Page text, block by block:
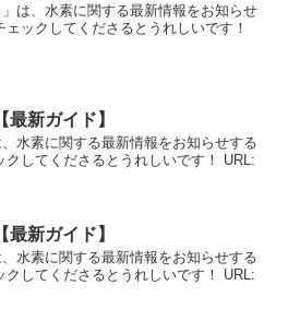
は、水素に関する最新情報をお知らせ
ックしてくださるとうれしいです！
新ガイド】
水素に関する最新情報をお知らせする
クしてくださるとうれしいです！ URL:
新ガイド】
水素に関する最新情報をお知らせする
クしてくださるとうれしいです！ URL: